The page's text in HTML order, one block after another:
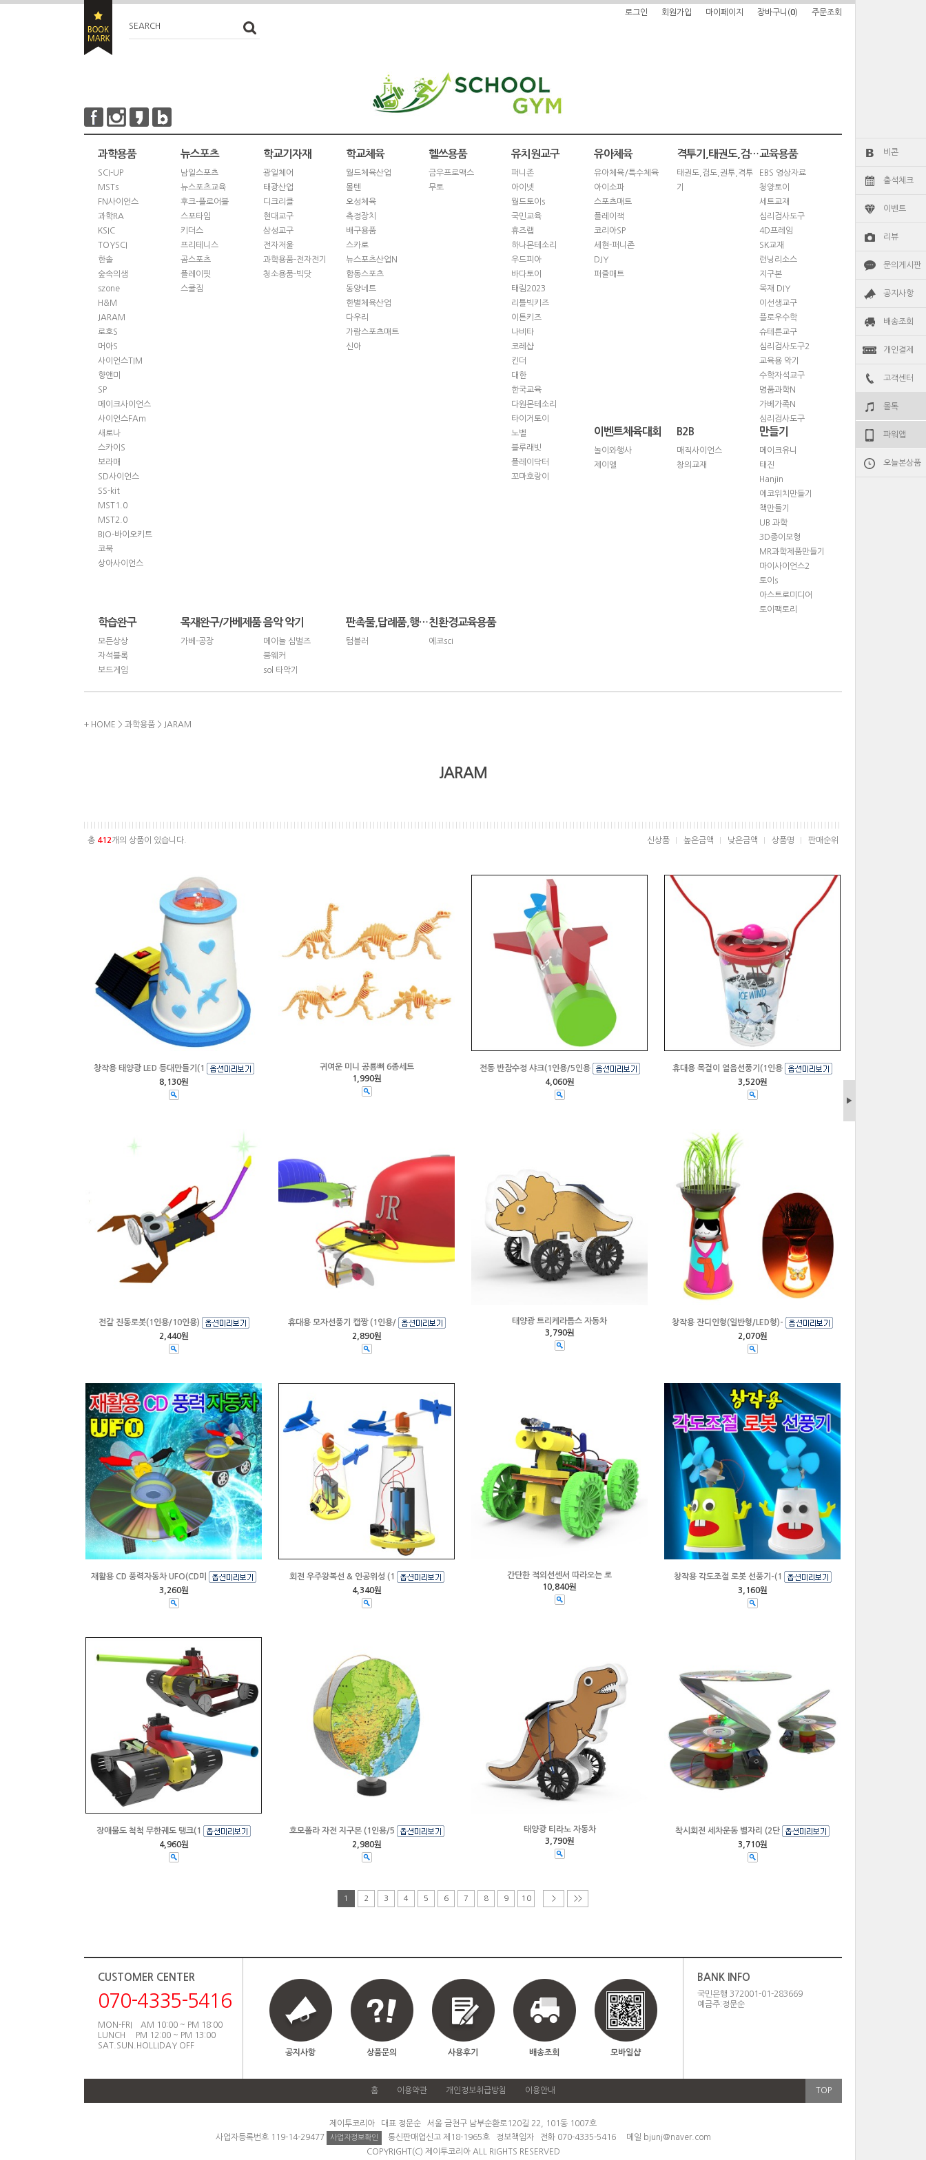
▶
비콘
출석체크
이벤트
리뷰
문의게시판
공지사항
배송조회
개인결제
고객센터
몰톡
파워앱
오늘본상품
SEARCH
로그인 회원가입 마이페이지 장바구니(0) 주문조회
과학용품
SCI-UP
MSTs
FN사이언스
과학RA
KSIC
TOYSCI
한솔
숲속의샘
szone
H&M
JARAM
로호S
머아S
사이언스TIM
향앤미
SP
메이크사이언스
사이언스FAm
새로나
스카이S
보라매
SD사이언스
SS-kit
MST1.0
MST2.0
BIO-바이오키트
코북
상아사이언스
뉴스포츠
남일스포츠
뉴스포츠교육
후크-플로어볼
스포타임
키더스
프리테니스
곰스포츠
플레이핏
스쿨짐
학교기자재
광일체어
태광산업
디크리클
현대교구
삼성교구
전자저울
과학용품-전자전기
청소용품-빅닷
학교체육
월드체육산업
몰텐
오성체육
측정장치
배구용품
스카로
뉴스포츠산업N
합동스포츠
동양네트
한별체육산업
다우리
가람스포츠매트
신아
헬쓰용품
금우프로맥스
무토
유치원교구
퍼니존
아이넷
월드토이s
국민교육
휴즈랩
하나몬테소리
우드피아
바다토이
태림2023
리틀빅키즈
이튼키즈
나비타
코레샵
킨더
대한
한국교육
다원몬테소리
타이거토이
노벨
블루래빗
플레이닥터
꼬마호랑이
유아체육
유아체육/특수체육
아이소파
스포츠매트
플레이잭
코리아SP
세현-퍼니존
DJY
퍼즐매트
격투기,태권도,검도,권투
태권도,검도,권투,격투
기
교육용품
EBS 영상자료
청양토이
세트교재
심리검사도구
4D프레임
SK교재
런닝리소스
지구본
목재 DIY
이선생교구
플로우수학
슈테른교구
심리검사도구2
교육용 악기
수학자석교구
명품과학N
가베가족N
심리검사도구
이벤트체육대회
놀이와행사
제이엘
B2B
매직사이언스
창의교재
만들기
메이크유니
태진
Hanjin
에코위치만들기
책만들기
UB 과학
3D종이모형
MR과학제품만들기
마이사이언스2
토이s
아스트로미디어
토이팩토리
학습완구
모든상상
자석블록
보드게임
목재완구/가베제품
가베-공장
음악 악기
메이늘 심벌즈
붐웨커
sol 타악기
판촉물,답례품,행사용품
텀블러
친환경교육용품
에코sci
+ HOME > 과학용품 > JARAM
JARAM
총 412개의 상품이 있습니다. 신상품 높은금액 낮은금액 상품명 판매순위
창작용 태양광 LED 등대만들기(1
8,130원
귀여운 미니 공룡뼈 6종세트
1,990원
전동 반잠수정 샤크(1인용/5인용
4,060원
휴대용 목걸이 얼음선풍기(1인용
3,520원
전갈 진동로봇(1인용/10인용)
2,440원
휴대용 모자선풍기 캡짱 (1인용/
2,890원
태양광 트리케라톱스 자동차
3,790원
창작용 잔디인형(일반형/LED형)-
2,070원
재활용 CD 풍력자동차 UFO(CD미
3,260원
회전 우주왕복선 & 인공위성 (1
4,340원
간단한 적외선센서 따라오는 로
10,840원
창작용 각도조절 로봇 선풍기-(1
3,160원
장애물도 척척 무한궤도 탱크(1
4,960원
호모폴라 자전 지구본 (1인용/5
2,980원
태양광 티라노 자동차
3,790원
착시회전 세차운동 별자리 (2단
3,710원
1 2 3 4 5 6 7 8 9 10 > >>
CUSTOMER CENTER
070-4335-5416
MON-FRI AM 10:00 ~ PM 18:00
LUNCH PM 12:00 ~ PM 13:00
SAT.SUN.HOLLIDAY OFF
공지사항
상품문의 사용후기 배송조회 모바일샵
BANK INFO
국민은행 372001-01-283669
예금주:정문순
홈 이용약관 개인정보취급방침 이용안내 TOP
제이투코리아 대표 정문순 서울 금천구 남부순환로120길 22, 101동 1007호
사업자등록번호 119-14-29477
사업자정보확인 통신판매업신고 제18-1965호 정보책임자 전화 070-4335-5416 메일 bjunj@naver.com
COPYRIGHT(C) 제이투코리아 ALL RIGHTS RESERVED